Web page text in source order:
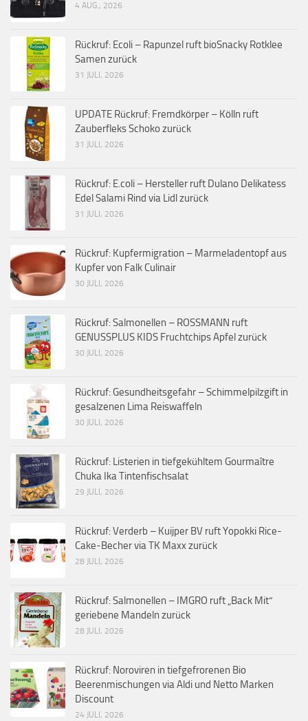
4 AUG., 2026
Rückruf: Ecoli – Rapunzel ruft bioSnacky Rotklee
Samen zurück
31 JULI, 2026
UPDATE Rückruf: Fremdkörper – Kölln ruft
Zauberfleks Schoko zurück
31 JULI, 2026
Rückruf: E.coli – Hersteller ruft Dulano Delikatess
Edel Salami Rind via Lidl zurück
31 JULI, 2026
Rückruf: Kupfermigration – Marmeladentopf aus
Kupfer von Falk Culinair
30 JULI, 2026
Rückruf: Salmonellen – ROSSMANN ruft
GENUSSPLUS KIDS Fruchtchips Apfel zurück
30 JULI, 2026
Rückruf: Gesundheitsgefahr – Schimmelpilzgift in
gesalzenen Lima Reiswaffeln
30 JULI, 2026
Rückruf: Listerien in tiefgekühltem Gourmaître
Chuka Ika Tintenfischsalat
29 JULI, 2026
Rückruf: Verderb – Kuijper BV ruft Yopokki Rice-
Cake-Becher via TK Maxx zurück
28 JULI, 2026
Rückruf: Salmonellen – IMGRO ruft „Back Mit“
geriebene Mandeln zurück
28 JULI, 2026
Rückruf: Noroviren in tiefgefrorenen Bio
Beerenmischungen via Aldi und Netto Marken
Discount
24 JULI, 2026